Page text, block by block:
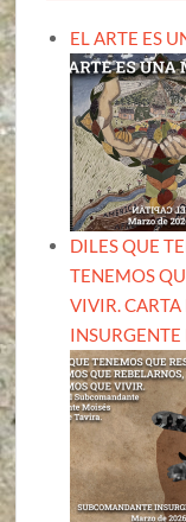
EL ARTE ES
DILES QUE
TENEMOS
VIVIR.